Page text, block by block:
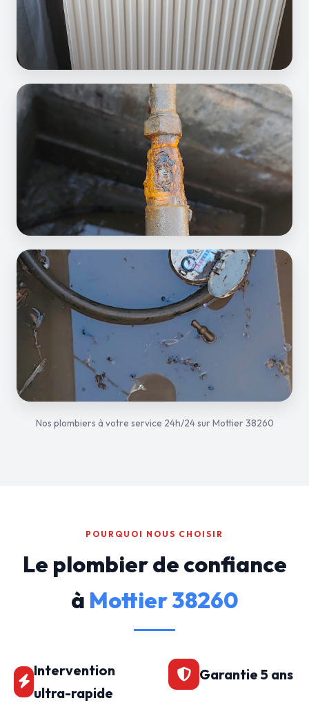
Nos plombiers à votre service 24h/24 sur Mottier 38260
POURQUOI NOUS CHOISIR
Le plombier de confiance
à Mottier 38260
Intervention
ultra-rapide
Garantie 5 ans